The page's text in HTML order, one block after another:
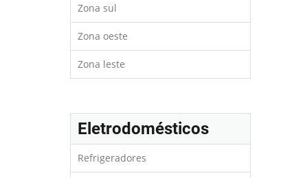
Zona sul
Zona oeste
Zona leste
Eletrodomésticos
Refrigeradores
devem ser
Os filtros de geladeira e
refrigeradores são feitos para reter
substancias que podem mudar a
cor o gosto e até evitar odores
refrigeradores com dispense de
externos.